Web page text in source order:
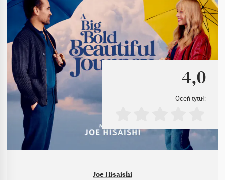
Joe Hisaishi
4,0
Oceń tytuł: